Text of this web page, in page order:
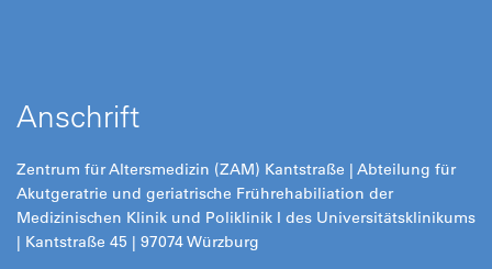
Anschrift
Zentrum für Altersmedizin (ZAM) Kantstraße | Abteilung für
Akutgeratrie und geriatrische Frührehabiliation der
Medizinischen Klinik und Poliklinik I des Universitätsklinikums
| Kantstraße 45 | 97074 Würzburg